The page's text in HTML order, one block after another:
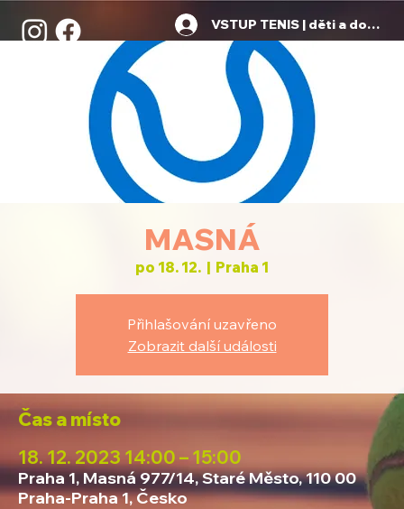
VSTUP TENIS | děti a dospělí
MASNÁ
po 18. 12.
  |
Praha 1
Přihlašování uzavřeno
Zobrazit další události
Čas a místo
18. 12. 2023 14:00 – 15:00
Praha 1, Masná 977/14, Staré Město, 110 00
Praha-Praha 1, Česko